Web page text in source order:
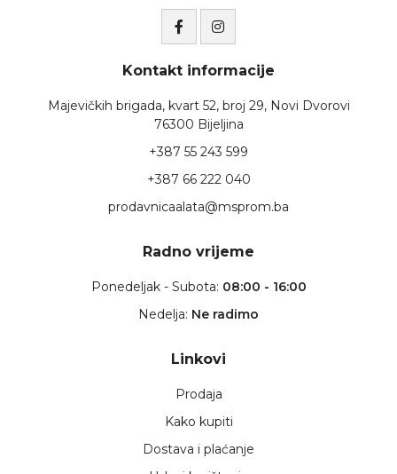
Kontakt informacije
Majevičkih brigada, kvart 52, broj 29, Novi Dvorovi
76300 Bijeljina
+387 55 243 599
+387 66 222 040
prodavnicaalata@msprom.ba
Radno vrijeme
Ponedeljak - Subota: 08:00 - 16:00
Nedelja: Ne radimo
Linkovi
Prodaja
Kako kupiti
Dostava i plaćanje